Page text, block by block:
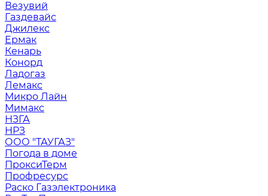
Везувий
Газдевайс
Джилекс
Ермак
Кенарь
Конорд
Ладогаз
Лемакс
Микро Лайн
Мимакс
НЗГА
НРЗ
ООО "ТАУГАЗ"
Погода в доме
ПроксиТерм
Профресурс
Раско Газэлектроника